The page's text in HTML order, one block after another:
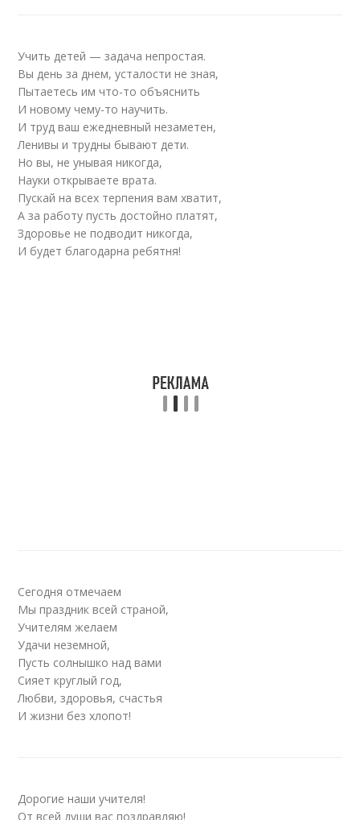
Учить детей — задача непростая.
Вы день за днем, усталости не зная,
Пытаетесь им что-то объяснить
И новому чему-то научить.
И труд ваш ежедневный незаметен,
Ленивы и трудны бывают дети.
Но вы, не унывая никогда,
Науки открываете врата.
Пускай на всех терпения вам хватит,
А за работу пусть достойно платят,
Здоровье не подводит никогда,
И будет благодарна ребятня!
Сегодня отмечаем
Мы праздник всей страной,
Учителям желаем
Удачи неземной,
Пусть солнышко над вами
Сияет круглый год,
Любви, здоровья, счастья
И жизни без хлопот!
Дорогие наши учителя!
От всей души вас поздравляю!